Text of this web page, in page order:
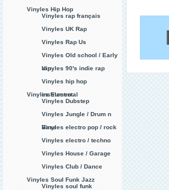
Vinyles Hip Hop
Vinyles rap français
Vinyles UK Rap
Vinyles Rap Us
Vinyles Old school / Early
rap
Vinyles 90's indie rap
Vinyles hip hop
instrumental
Vinyles Electro
Vinyles Dubstep
Vinyles Jungle / Drum n
Bass
Vinyles electro pop / rock
Vinyles electro / techno
Vinyles House / Garage
Vinyles Club / Dance
Vinyles Soul Funk Jazz
Vinyles soul funk